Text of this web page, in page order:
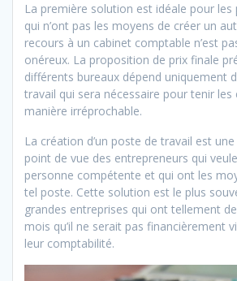
La première solution est idéale pour les
qui n’ont pas les moyens de créer un
recours à un cabinet comptable n’est
onéreux. La proposition de prix finale
différents bureaux dépend uniquement
travail qui sera nécessaire pour tenir les
manière irréprochable.
La création d’un poste de travail est
point de vue des entrepreneurs qui
personne compétente et qui ont les
tel poste. Cette solution est le plus
grandes entreprises qui ont tellement
mois qu’il ne serait pas financièrement
leur comptabilité.